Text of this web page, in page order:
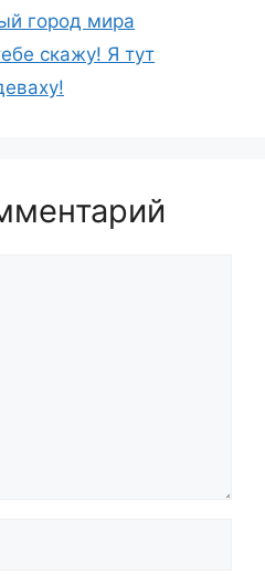
город мира
скажу! Я тут